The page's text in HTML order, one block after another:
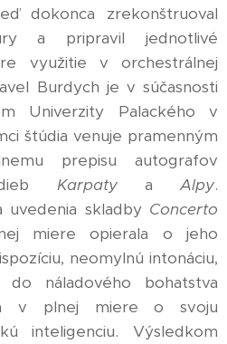
dokonca zrekonštruoval
a pripravil jednotlivé
využitie v orchestrálnej
Burdych je v súčasnosti
Univerzity Palackého v
štúdia venuje pramenným
prepisu autografov
Karpatya Alpy.
uvedenia skladby Concerto
miere opierala o jeho
neomylnú intonáciu,
náladového bohatstva
v plnej miere o svoju
inteligenciu. Výsledkom